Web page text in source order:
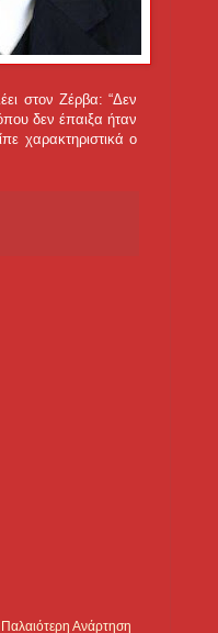
στον Ζέρβα: “Δεν
δεν έπαιξα ήταν
χαρακτηριστικά ο
Παλαιότερη Ανάρτηση